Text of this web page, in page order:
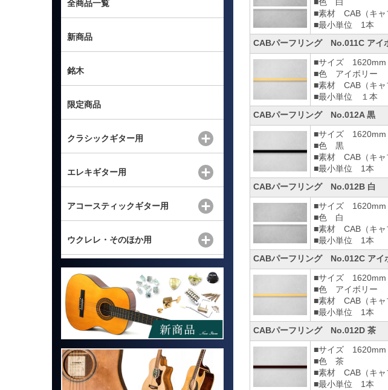
■色 白
■素材 CAB（キャ
■最小単位 1本
CABパーフリング No.011C アイ
■サイズ 1620mm
■色 アイボリー
■素材 CAB（キャ
■最小単位 １本
CABパーフリング No.012A 黒
■サイズ 1620mm
■色 黒
■素材 CAB（キャ
■最小単位 1本
CABパーフリング No.012B 白
■サイズ 1620mm
■色 白
■素材 CAB（キャ
■最小単位 1本
CABパーフリング No.012C アイ
■サイズ 1620mm
■色 アイボリー
■素材 CAB（キャ
■最小単位 1本
CABパーフリング No.012D 茶
■サイズ 1620mm
■色 茶
■素材 CAB（キャ
■最小単位 1本
全商品一覧
新商品
銘木
限定商品
クラシックギター用
エレキギター用
アコースティックギター用
ウクレレ・そのほか用